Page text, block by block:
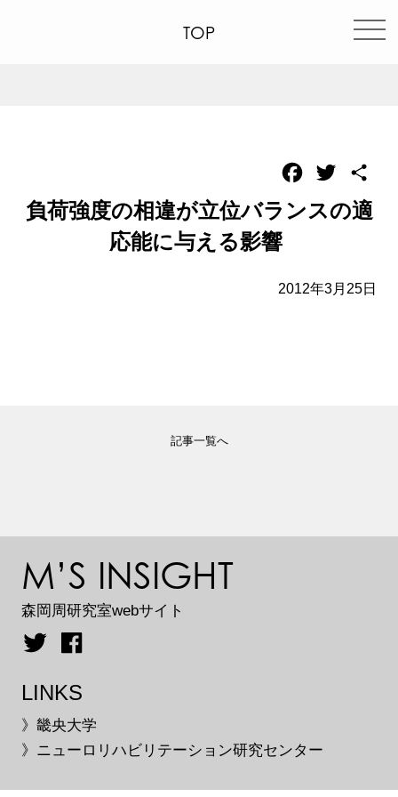
TOP
Facebook
Twitter
負荷強度の相違が立位バランスの適
応能に与える影響
2012年3月25日
記事一覧へ
M’S INSIGHT
森岡周研究室webサイト
LINKS
》畿央大学
》ニューロリハビリテーション研究センター